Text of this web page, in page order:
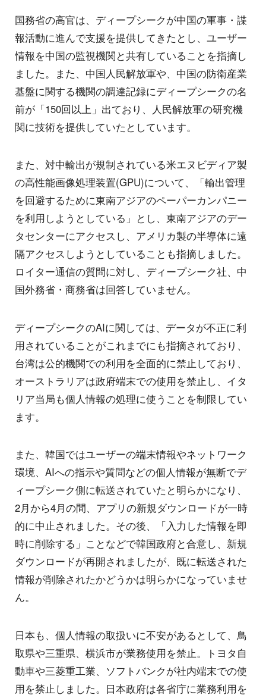
国務省の高官は、ディープシークが中国の軍事・諜
報活動に進んで支援を提供してきたとし、ユーザー
情報を中国の監視機関と共有していることを指摘し
ました。また、中国人民解放軍や、中国の防衛産業
基盤に関する機関の調達記録にディープシークの名
前が「150回以上」出ており、人民解放軍の研究機
関に技術を提供していたとしています。
また、対中輸出が規制されている米エヌビディア製
の高性能画像処理装置(GPU)について、「輸出管理
を回避するために東南アジアのペーパーカンパニー
を利用しようとしている」とし、東南アジアのデー
タセンターにアクセスし、アメリカ製の半導体に遠
隔アクセスしようとしていることも指摘しました。
ロイター通信の質問に対し、ディープシーク社、中
国外務省・商務省は回答していません。
ディープシークのAIに関しては、データが不正に利
用されていることがこれまでにも指摘されており、
台湾は公的機関での利用を全面的に禁止しており、
オーストラリアは政府端末での使用を禁止し、イタ
リア当局も個人情報の処理に使うことを制限してい
ます。
また、韓国ではユーザーの端末情報やネットワーク
環境、AIへの指示や質問などの個人情報が無断でデ
ィープシーク側に転送されていたと明らかになり、
2月から4月の間、アプリの新規ダウンロードが一時
的に中止されました。その後、「入力した情報を即
時に削除する」ことなどで韓国政府と合意し、新規
ダウンロードが再開されましたが、既に転送された
情報が削除されたかどうかは明らかになっていませ
ん。
日本も、個人情報の取扱いに不安があるとして、鳥
取県や三重県、横浜市が業務使用を禁止。トヨタ自
動車や三菱重工業、ソフトバンクが社内端末での使
用を禁止しました。日本政府は各省庁に業務利用を